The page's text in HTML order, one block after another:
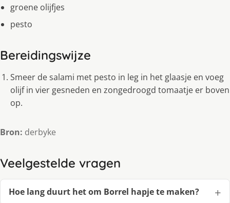
groene olijfjes
pesto
Bereidingswijze
Smeer de salami met pesto in leg in het glaasje en voeg
olijf in vier gesneden en zongedroogd tomaatje er boven
op.
Bron: derbyke
Veelgestelde vragen
Hoe lang duurt het om Borrel hapje te maken?